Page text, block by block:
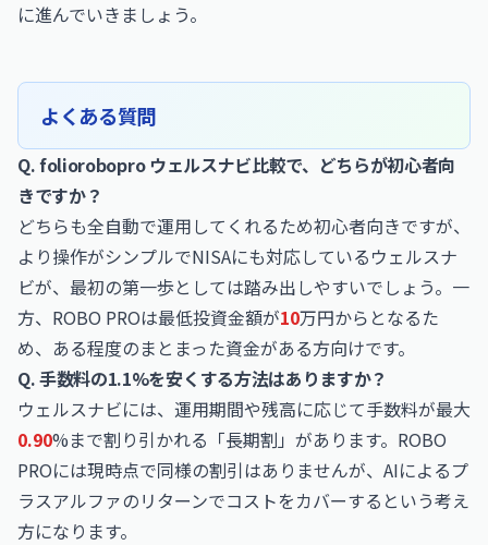
に進んでいきましょう。
よくある質問
Q. foliorobopro ウェルスナビ比較で、どちらが初心者向
きですか？
どちらも全自動で運用してくれるため初心者向きですが、
より操作がシンプルでNISAにも対応しているウェルスナ
ビが、最初の第一歩としては踏み出しやすいでしょう。一
方、ROBO PROは最低投資金額が10万円からとなるた
め、ある程度のまとまった資金がある方向けです。
Q. 手数料の1.1%を安くする方法はありますか？
ウェルスナビには、運用期間や残高に応じて手数料が最大
0.90%まで割り引かれる「長期割」があります。ROBO
PROには現時点で同様の割引はありませんが、AIによるプ
ラスアルファのリターンでコストをカバーするという考え
方になります。